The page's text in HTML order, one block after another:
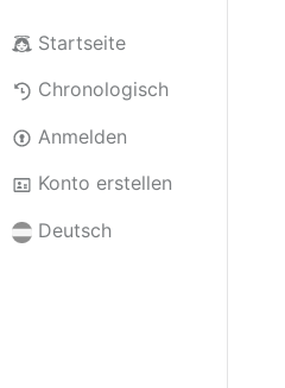
Startseite
Chronologisch
Anmelden
Konto erstellen
Deutsch